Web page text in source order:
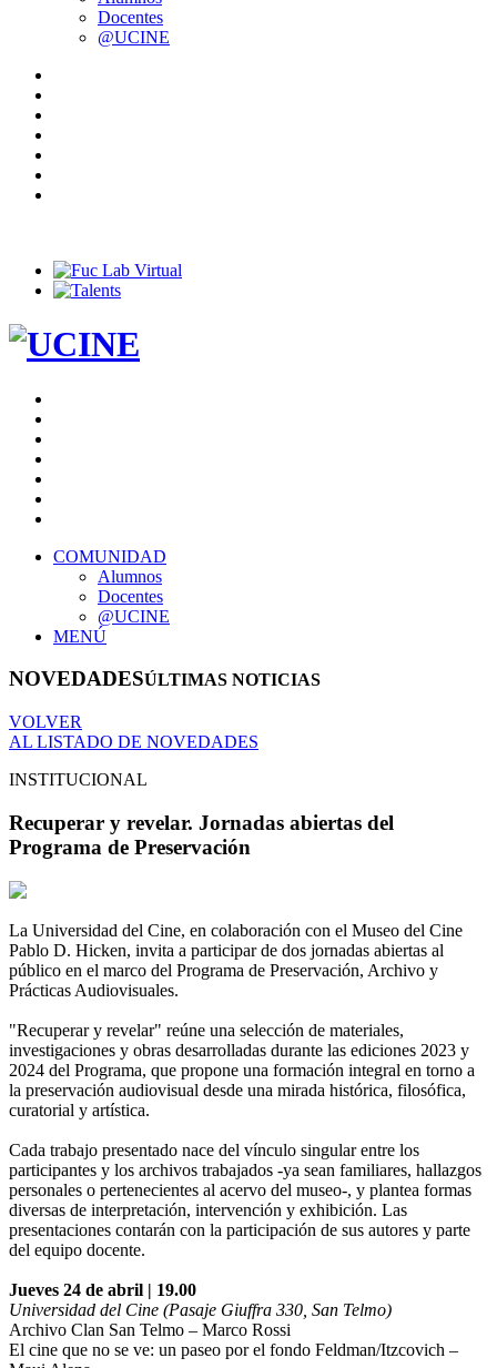
Docentes
@UCINE
COMUNIDAD
Alumnos
Docentes
@UCINE
MENÚ
NOVEDADESÚLTIMAS NOTICIAS
VOLVER
AL LISTADO DE NOVEDADES
INSTITUCIONAL
Recuperar y revelar. Jornadas abiertas del
Programa de Preservación
La Universidad del Cine, en colaboración con el Museo del Cine
Pablo D. Hicken, invita a participar de dos jornadas abiertas al
público en el marco del Programa de Preservación, Archivo y
Prácticas Audiovisuales.
"Recuperar y revelar" reúne una selección de materiales,
investigaciones y obras desarrolladas durante las ediciones 2023 y
2024 del Programa, que propone una formación integral en torno a
la preservación audiovisual desde una mirada histórica, filosófica,
curatorial y artística.
Cada trabajo presentado nace del vínculo singular entre los
participantes y los archivos trabajados -ya sean familiares, hallazgos
personales o pertenecientes al acervo del museo-, y plantea formas
diversas de interpretación, intervención y exhibición. Las
presentaciones contarán con la participación de sus autores y parte
del equipo docente.
Jueves 24 de abril | 19.00
Universidad del Cine (Pasaje Giuffra 330, San Telmo)
Archivo Clan San Telmo – Marco Rossi
El cine que no se ve: un paseo por el fondo Feldman/Itzcovich –